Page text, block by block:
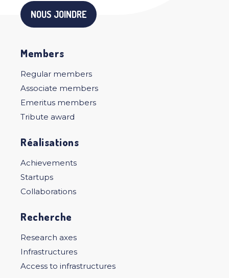
NOUS JOINDRE
Members
Regular members
Associate members
Emeritus members
Tribute award
Réalisations
Achievements
Startups
Collaborations
Recherche
Research axes
Infrastructures
Access to infrastructures